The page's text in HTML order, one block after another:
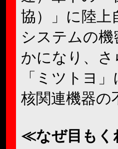
協）」に陸上
システムの
かになり、さ
「ミツトヨ
核関連機器の
≪なぜ目もく